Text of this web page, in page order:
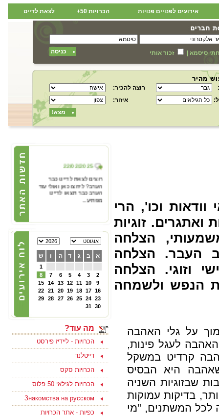
אירועים לפנויים פנויות הכרויות 50+ לצאת לדייט
סיסמא זכור אותי כניסה
רוצה להכיר:
איזור:
מצא!
וכו', הרי
ואתגרים. זוגיות
הצלחה
העבר. הצלחה
וזוגי. הצלחה
הנפש ולשמחה
על גלי האהבה
לעגל פינות,
קרדיט במשקל
שאהבה היא הבסיס
שבזוגיות השניה
בדיקות עמוקות
לכל המשתנים, "מי
22/02/2025
רוצים לצאת לדייט כבר
הערב? ליחצו כאן ואולי עוד
הערב כבר תצאו לדייט
מפתיע...
22/02/2025
הכרויות לפרק ב' - קבוצת
פייסבוק תוססת ופעילה
לגרושים וגרושות שמחפשים
הכרות לפרק ב - להצטרפות
ליחצו כאן
05/10/2024
צוות האתר מאחל לכם
ולמשפחתכם, שתהיה שנה
טובה ומתוקה, שנה של
בשורות טובות, שקט ושלווה
ושכל החטופים יחזרו
במהרה לביתם
15/09/2023
בואו למצוא אהבה ולהנות
בסוף שבוע בים המלח
לפנויים ופנויות - לפרטים
נוספים ליחצו כאן
א ב ג ד ה ו ש
1
2
3
4
5
6
7
8
9
10
11
12
13
14
15
16
17
18
19
20
21
22
23
24
25
26
27
28
29
30
31
מה עוד?
הכרויות - ליידיז פירסט
דייטלנד
הכרויות סקס
הכרויות לגילאי 50 פלוס
Знакомства на русском
כפיות - אתר הכרויות